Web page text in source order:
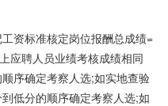
资标准核定岗位报酬总成绩=
应聘人员业绩考核成绩相同
序确定考察人选;如实地查验
低分的顺序确定考察人选;如